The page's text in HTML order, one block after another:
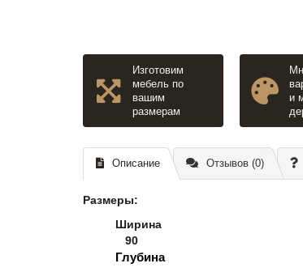
Изготовим
мебель по
вашим
размерам
и
Описание Отзывов (0)
Размеры:
Ширина
90
Глубина